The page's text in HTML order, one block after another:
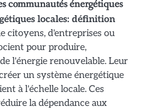
communautés énergétiques
locales: définition
citoyens, d'entreprises ou
pour produire,
l'énergie renouvelable. Leur
un système énergétique
à l'échelle locale. Ces
la dépendance aux